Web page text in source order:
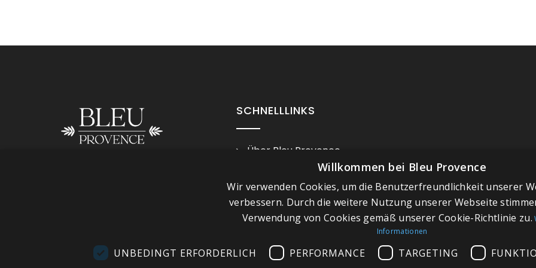
SCHNELLLINKS
Über Bleu Provence
Geschäftsbedingungen
Kontaktieren Sie uns
Besuchen Sie unseren
Plan du site
Willkommen bei Bleu Provence
Wir verwenden Cookies, um die Benutzerfreundlichkeit unserer
verbessern. Durch die weitere Nutzung unserer Webseite
Verwendung von Cookies gemäß unserer Cookie-Richtlinie zu.
Informationen
UNBEDINGT ERFORDERLICH PERFORMANCE TARGETING